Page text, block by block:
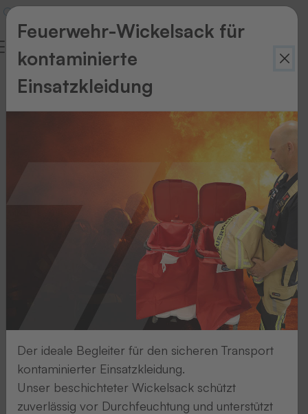
Zurück
Feuerwehr-Wickelsack für
kontaminierte
Einsatzkleidung
Der ideale Begleiter für den sicheren Transport
kontaminierter Einsatzkleidung.
Unser beschichteter Wickelsack schützt
zuverlässig vor Durchfeuchtung und unterstützt